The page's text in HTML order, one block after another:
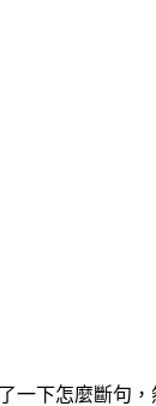
一下怎麼斷句